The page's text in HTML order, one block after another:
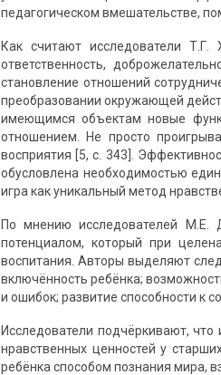
педагогическом вмешательстве,
Как считают исследователи
ответственность,
становление отношений
преобразовании окружающей
имеющимся объектам новые
отношением. Не просто
восприятия [5, с. 343].
обусловлена необходимостью
игра как уникальный метод
По мнению исследователей М.Е.
потенциалом, который при
воспитания. Авторы выделяют
включённость ребёнка;
и ошибок; развитие способности к
Исследователи подчёркивают,
нравственных ценностей у
ребёнка способом познания мира,